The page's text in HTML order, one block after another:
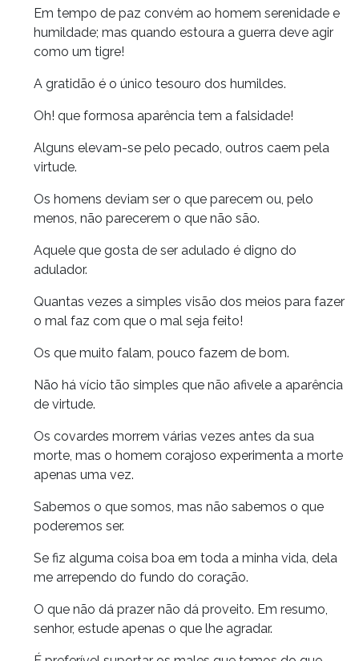
Em tempo de paz convém ao homem serenidade e
humildade; mas quando estoura a guerra deve agir
como um tigre!
A gratidão é o único tesouro dos humildes.
Oh! que formosa aparência tem a falsidade!
Alguns elevam-se pelo pecado, outros caem pela
virtude.
Os homens deviam ser o que parecem ou, pelo
menos, não parecerem o que não são.
Aquele que gosta de ser adulado é digno do
adulador.
Quantas vezes a simples visão dos meios para fazer
o mal faz com que o mal seja feito!
Os que muito falam, pouco fazem de bom.
Não há vício tão simples que não afivele a aparência
de virtude.
Os covardes morrem várias vezes antes da sua
morte, mas o homem corajoso experimenta a morte
apenas uma vez.
Sabemos o que somos, mas não sabemos o que
poderemos ser.
Se fiz alguma coisa boa em toda a minha vida, dela
me arrependo do fundo do coração.
O que não dá prazer não dá proveito. Em resumo,
senhor, estude apenas o que lhe agradar.